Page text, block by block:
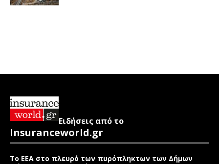
Ειδήσεις από το
Insuranceworld.gr
Το ΕΕΑ στο πλευρό των πυρόπληκτων των Δήμων